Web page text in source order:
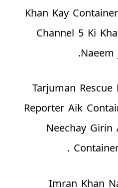
Khan Kay
Channel 5 Ki
Naeem
Tarjuman
Reporter Aik
Neechay
Imran Khan